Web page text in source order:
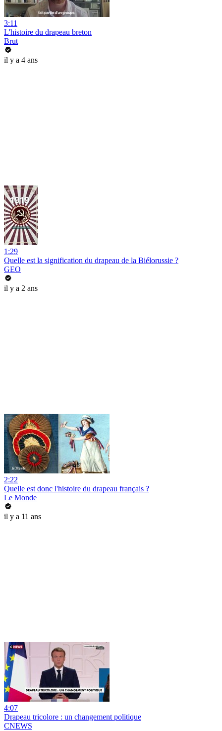
3:11
L'histoire du drapeau breton
Brut
il y a 4 ans
1:29
Quelle est la signification du drapeau de la Biélorussie ?
GEO
il y a 2 ans
2:22
Quelle est donc l'histoire du drapeau français ?
Le Monde
il y a 11 ans
4:07
Drapeau tricolore : un changement politique
CNEWS